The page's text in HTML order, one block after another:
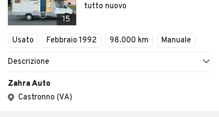
15
tutto nuovo
Usato Febbraio 1992 98.000 km Manuale
Descrizione
Zahra Auto
Castronno (VA)